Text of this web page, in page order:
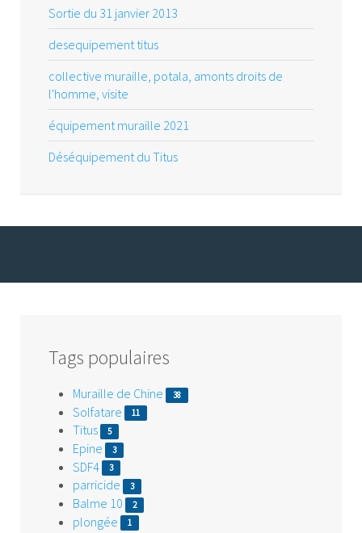
Sortie du 31 janvier 2013
desequipement titus
collective muraille, potala, amonts droits de
l'homme, visite
équipement muraille 2021
Déséquipement du Titus
Tags populaires
Muraille de Chine 38
Solfatare 11
Titus 5
Epine 3
SDF4 3
parricide 3
Balme 10 2
plongée 1